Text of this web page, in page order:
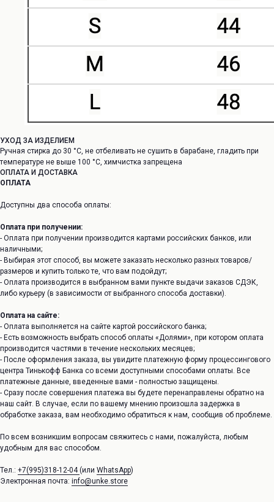
УХОД ЗА ИЗДЕЛИЕМ
Ручная стирка до 30 °C, не отбеливать не сушить в барабане, гладить при
температуре не выше 100 °C, химчистка запрещена
ОПЛАТА И ДОСТАВКА
ОПЛАТА
Доступны два способа оплаты:
Оплата при получении:
- Оплата при получении производится картами российских банков, или
наличными;
- Выбирая этот способ, вы можете заказать несколько разных товаров/
размеров и купить только те, что вам подойдут;
- Оплата производится в выбранном вами пункте выдачи заказов СДЭК,
либо курьеру (в зависимости от выбранного способа доставки).
Оплата на сайте:
- Оплата выполняется на сайте картой российского банка;
- Есть возможность выбрать способ оплаты «Долями», при котором оплата
производится частями в течение нескольких месяцев;
- После оформления заказа, вы увидите платежную форму процессингового
центра Тинькофф Банка со всеми доступными способами оплаты. Все
платежные данные, введенные вами - полностью защищены.
- Сразу после совершения платежа вы будете перенаправлены обратно на
наш сайт. В случае, если по вашему мнению произошла задержка в
обработке заказа, вам необходимо обратиться к нам, сообщив об проблеме.
По всем возникшим вопросам свяжитесь с нами, пожалуйста, любым
удобным для вас способом.
Тел.: +7(995)318-12-04(или WhatsApp)
Электронная почта: info@unke.store